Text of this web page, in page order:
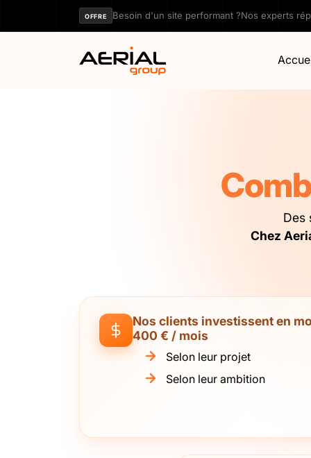
OFFRE Besoin d'un site performant ?Nos experts
Des
Chez
Nos clients investissent en
400 € / mois
Selon leur projet
Selon leur ambition
Panneau de gestion des cookies